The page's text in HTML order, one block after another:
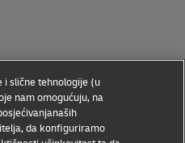
i slične tehnologije (u
nam omogućuju, na
da konfiguriramo